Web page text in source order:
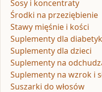
Sosy i koncentraty
Środki na przeziębienie
Stawy mięśnie i kości
Suplementy dla
Suplementy dla dzieci
Suplementy na
Suplementy na wzrok i
Suszarki do włosów